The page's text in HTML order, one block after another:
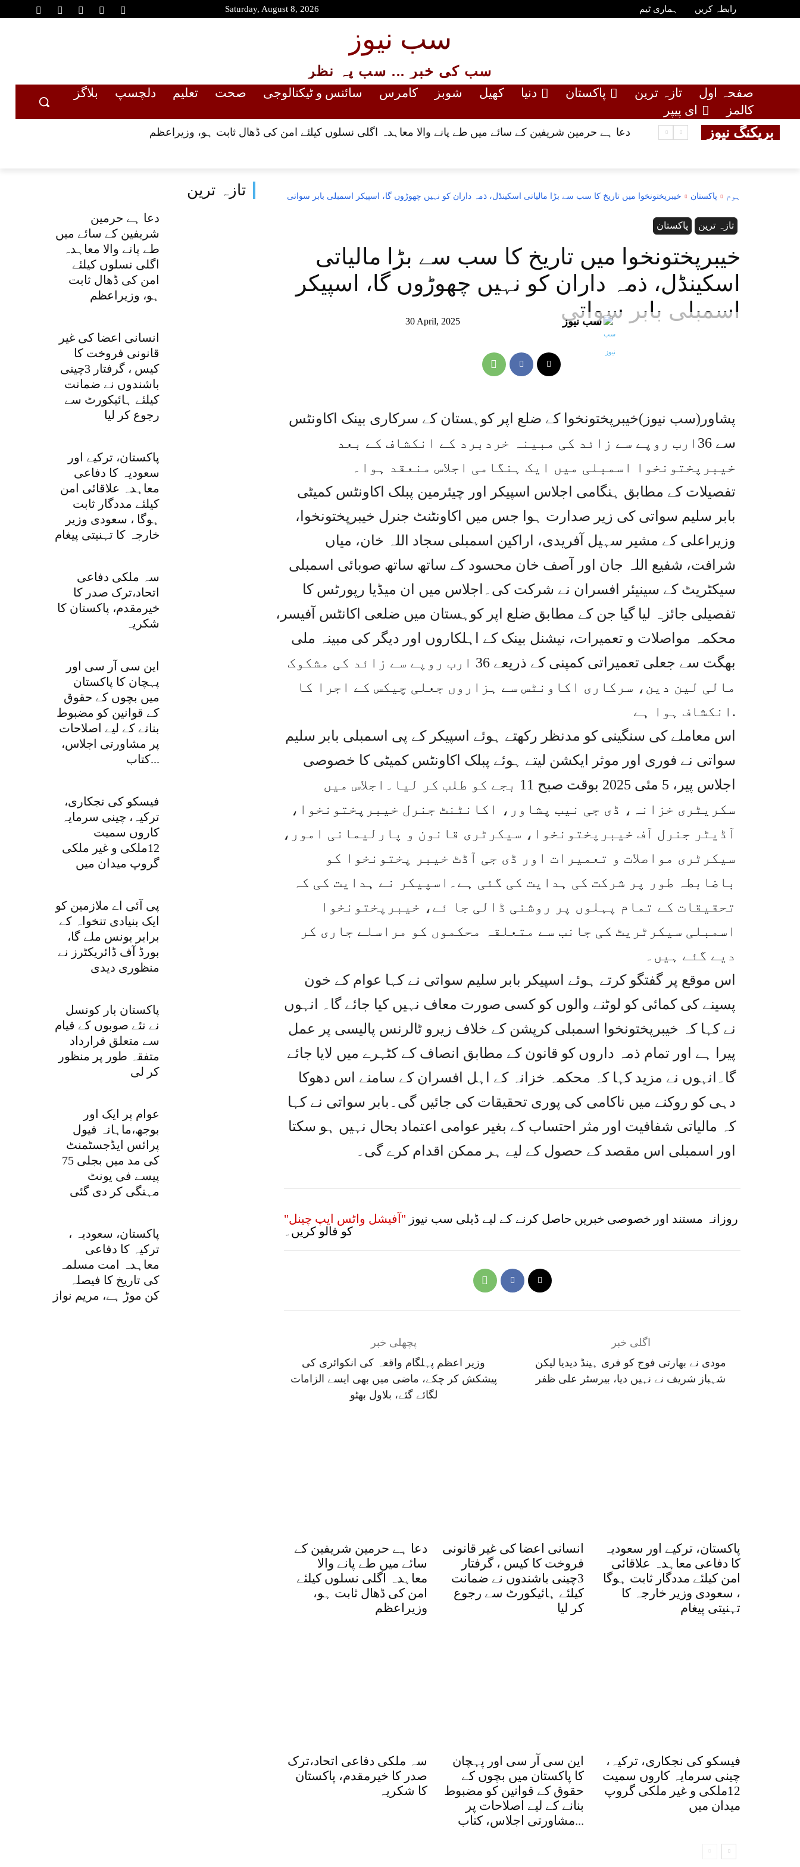
Saturday, August 8, 2026 رابطہ کریں ہماری ٹیم
سب نیوز
سب کی خبر ... سب پہ نظر
صفحہ اول تازہ ترین پاکستان دنیا کھیل شوبز کامرس سائنس و ٹیکنالوجی صحت تعلیم دلچسپ
بلاگز
کالمز
ای پیپر
بریکنگ نیوز دعا ہے حرمین شریفین کے سائے میں طے پانے والا معاہدہ اگلی نسلوں کیلئے امن کی ڈھال ثابت ہو، وزیراعظم
تازہ ترین
دعا ہے حرمین
شریفین کے سائے میں
طے پانے والا معاہدہ
اگلی نسلوں کیلئے
امن کی ڈھال ثابت
ہو، وزیراعظم
انسانی اعضا کی غیر
قانونی فروخت کا
کیس ، گرفتار 3چینی
باشندوں نے ضمانت
کیلئے ہائیکورٹ سے
رجوع کر لیا
پاکستان، ترکیے اور
سعودیہ کا دفاعی
معاہدہ علاقائی امن
کیلئے مددگار ثابت
ہوگا ، سعودی وزیر
خارجہ کا تہنیتی پیغام
سہ ملکی دفاعی
اتحاد،ترک صدر کا
خیرمقدم، پاکستان کا
شکریہ
این سی آر سی اور
پہچان کا پاکستان
میں بچوں کے حقوق
کے قوانین کو مضبوط
بنانے کے لیے اصلاحات
پر مشاورتی اجلاس،
کتاب...
فیسکو کی نجکاری،
ترکیہ، چینی سرمایہ
کاروں سمیت
12ملکی و غیر ملکی
گروپ میدان میں
پی آئی اے ملازمین کو
ایک بنیادی تنخواہ کے
برابر بونس ملے گا،
بورڈ آف ڈائریکٹرز نے
منظوری دیدی
پاکستان بار کونسل
نے نئے صوبوں کے قیام
سے متعلق قرارداد
متفقہ طور پر منظور
کر لی
عوام پر ایک اور
بوجھ،ماہانہ فیول
پرائس ایڈجسٹمنٹ
کی مد میں بجلی 75
پیسے فی یونٹ
مہنگی کر دی گئی
پاکستان، سعودیہ ،
ترکیہ کا دفاعی
معاہدہ امت مسلمہ
کی تاریخ کا فیصلہ
کن موڑ ہے، مریم نواز
ہوم پاکستان خیبرپختونخوا میں تاریخ کا سب سے بڑا مالیاتی اسکینڈل، ذمہ داران کو نہیں چھوڑوں گا، اسپیکر اسمبلی بابر سواتی
پاکستان تازہ ترین
خیبرپختونخوا میں تاریخ کا سب سے بڑا مالیاتی
اسکینڈل، ذمہ داران کو نہیں چھوڑوں گا، اسپیکر
اسمبلی بابر سواتی
30 April, 2025 سب نیوز
پشاور(سب نیوز)خیبرپختونخوا کے ضلع اپر کوہستان کے سرکاری بینک اکاونٹس
سے 36ارب روپے سے زائد کی مبینہ خردبرد کے انکشاف کے بعد
خیبرپختونخوا اسمبلی میں ایک ہنگامی اجلاس منعقد ہوا۔
تفصیلات کے مطابق ہنگامی اجلاس اسپیکر اور چیئرمین پبلک اکاونٹس کمیٹی
بابر سلیم سواتی کی زیر صدارت ہوا جس میں اکاونٹنٹ جنرل خیبرپختونخوا،
وزیراعلی کے مشیر سہیل آفریدی، اراکین اسمبلی سجاد اللہ خان، میاں
شرافت، شفیع اللہ جان اور آصف خان محسود کے ساتھ ساتھ صوبائی اسمبلی
سیکٹریٹ کے سینیئر افسران نے شرکت کی۔اجلاس میں ان میڈیا رپورٹس کا
تفصیلی جائزہ لیا گیا جن کے مطابق ضلع اپر کوہستان میں ضلعی اکانٹس آفیسر،
محکمہ مواصلات و تعمیرات، نیشنل بینک کے اہلکاروں اور دیگر کی مبینہ ملی
بھگت سے جعلی تعمیراتی کمپنی کے ذریعے 36 ارب روپے سے زائد کی مشکوک
مالی لین دین، سرکاری اکاونٹس سے ہزاروں جعلی چیکس کے اجرا کا
انکشاف ہوا ہے.
اس معاملے کی سنگینی کو مدنظر رکھتے ہوئے اسپیکر کے پی اسمبلی بابر سلیم
سواتی نے فوری اور موثر ایکشن لیتے ہوئے پبلک اکاونٹس کمیٹی کا خصوصی
اجلاس پیر، 5 مئی 2025 بوقت صبح 11 بجے کو طلب کر لیا۔اجلاس میں
سکریٹری خزانہ، ڈی جی نیب پشاور، اکانٹنٹ جنرل خیبرپختونخوا،
آڈیٹر جنرل آف خیبرپختونخوا، سیکرٹری قانون و پارلیمانی امور،
سیکرٹری مواصلات و تعمیرات اور ڈی جی آڈٹ خیبر پختونخوا کو
باضابطہ طور پر شرکت کی ہدایت کی گئی ہے۔اسپیکر نے ہدایت کی کہ
تحقیقات کے تمام پہلوں پر روشنی ڈالی جا ئے، خیبرپختونخوا
اسمبلی سیکرٹریٹ کی جانب سے متعلقہ محکموں کو مراسلے جاری کر
دیے گئے ہیں۔
اس موقع پر گفتگو کرتے ہوئے اسپیکر بابر سلیم سواتی نے کہا عوام کے خون
پسینے کی کمائی کو لوٹنے والوں کو کسی صورت معاف نہیں کیا جائے گا۔ انہوں
نے کہا کہ خیبرپختونخوا اسمبلی کرپشن کے خلاف زیرو ٹالرنس پالیسی پر عمل
پیرا ہے اور تمام ذمہ داروں کو قانون کے مطابق انصاف کے کٹہرے میں لایا جائے
گا۔انہوں نے مزید کہا کہ محکمہ خزانہ کے اہل افسران کے سامنے اس دھوکا
دہی کو روکنے میں ناکامی کی پوری تحقیقات کی جائیں گی۔بابر سواتی نے کہا
کہ مالیاتی شفافیت اور مثر احتساب کے بغیر عوامی اعتماد بحال نہیں ہو سکتا
اور اسمبلی اس مقصد کے حصول کے لیے ہر ممکن اقدام کرے گی۔
روزانہ مستند اور خصوصی خبریں حاصل کرنے کے لیے ڈیلی سب نیوز "آفیشل واٹس ایپ چینل"
کو فالو کریں۔
پچھلی خبر
وزیر اعظم پہلگام واقعہ کی انکوائری کی
پیشکش کر چکے، ماضی میں بھی ایسے الزامات
لگائے گئے، بلاول بھٹو
اگلی خبر
مودی نے بھارتی فوج کو فری ہینڈ دیدیا لیکن
شہباز شریف نے نہیں دیا، بیرسٹر علی ظفر
دعا ہے حرمین شریفین کے
سائے میں طے پانے والا
معاہدہ اگلی نسلوں کیلئے
امن کی ڈھال ثابت ہو،
وزیراعظم
انسانی اعضا کی غیر قانونی
فروخت کا کیس ، گرفتار
3چینی باشندوں نے ضمانت
کیلئے ہائیکورٹ سے رجوع
کر لیا
پاکستان، ترکیے اور سعودیہ
کا دفاعی معاہدہ علاقائی
امن کیلئے مددگار ثابت ہوگا
، سعودی وزیر خارجہ کا
تہنیتی پیغام
سہ ملکی دفاعی اتحاد،ترک
صدر کا خیرمقدم، پاکستان
کا شکریہ
این سی آر سی اور پہچان
کا پاکستان میں بچوں کے
حقوق کے قوانین کو مضبوط
بنانے کے لیے اصلاحات پر
مشاورتی اجلاس، کتاب...
فیسکو کی نجکاری، ترکیہ،
چینی سرمایہ کاروں سمیت
12ملکی و غیر ملکی گروپ
میدان میں